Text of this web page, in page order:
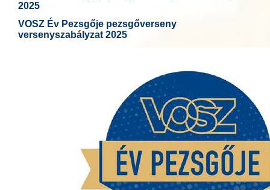
2025
VOSZ Év Pezsgője pezsgőverseny
versenyszabályzat 2025